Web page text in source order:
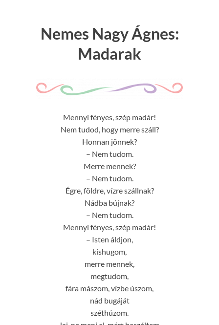
Nemes Nagy Ágnes:
Madarak
Mennyi fényes, szép madár!
Nem tudod, hogy merre száll?
Honnan jönnek?
– Nem tudom.
Merre mennek?
– Nem tudom.
Égre, földre, vízre szállnak?
Nádba bújnak?
– Nem tudom.
Mennyi fényes, szép madár!
– Isten áldjon,
kishugom,
merre mennek,
megtudom,
fára mászom, vízbe úszom,
nád bugáját
széthúzom.